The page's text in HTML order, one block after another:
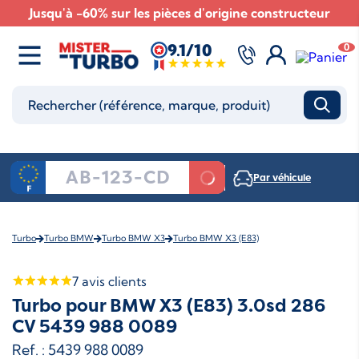
Jusqu'à -60% sur les pièces d'origine constructeur
9.1/10 0
Par véhicule
Turbo Turbo BMW Turbo BMW X3 Turbo BMW X3 (E83)
7 avis clients
Turbo pour BMW X3 (E83) 3.0sd 286
CV 5439 988 0089
Ref. : 5439 988 0089